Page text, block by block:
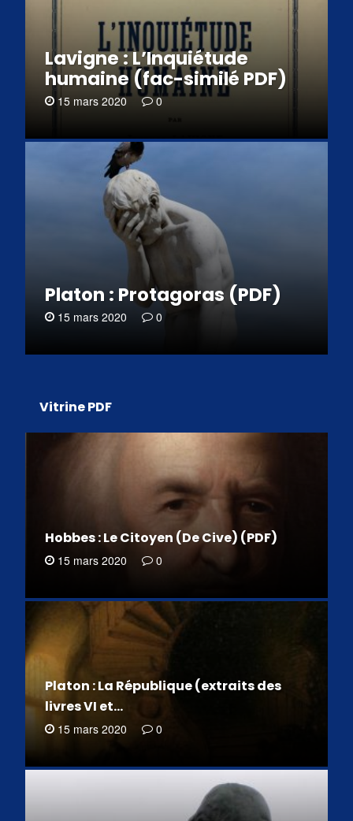
Lavigne : L’Inquiétude
humaine (fac-similé PDF)
15 mars 2020 0
Platon : Protagoras (PDF)
15 mars 2020 0
Vitrine PDF
Hobbes : Le Citoyen (De Cive) (PDF)
15 mars 2020 0
Platon : La République (extraits des
livres VI et…
15 mars 2020 0